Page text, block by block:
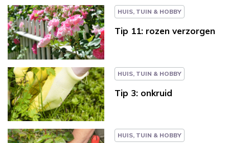
HUIS, TUIN & HOBBY
Tip 11: rozen verzorgen
HUIS, TUIN & HOBBY
Tip 3: onkruid
HUIS, TUIN & HOBBY